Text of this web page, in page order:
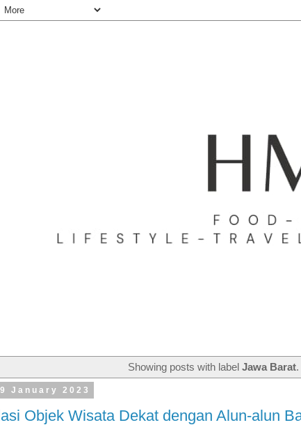
Showing posts with label Jawa Barat.
January 2023
Objek Wisata Dekat dengan Alun-alun